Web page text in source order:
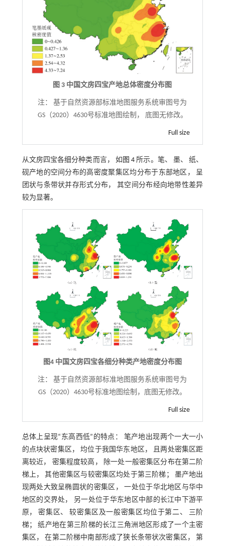
图 3 中国文房四宝产地总体密度分布图
注：
基于自然资源部标准地图服务系统审图号为
GS（2020）4630号标准地图绘制， 底图无修改。
Full size
从文房四宝各细分种类而言， 如 图 4 所示。笔、 墨、 纸、
砚产地的空间分布的高密度聚集区均分布于东部地区， 呈
团状与条带状并存形式分布， 其空间分布经向地带性差异
较为显著。
图4 中国文房四宝各细分种类产地密度分布图
注：
基于自然资源部标准地图服务系统审图号为
GS（2020）4630号标准地图绘制，底图无修改。
Full size
总体上呈现“东高西低”的特点： 笔产地出现两个一大一小
的点块状密集区， 均位于我国华东地区， 且两处密集区距
离较近， 密集程度较高， 除一处一般密集区分布在第二阶
梯上， 其他密集区与较密集区均处于第三阶梯； 墨产地出
现两处大致呈椭圆状的密集区， 一处位于华北地区与华中
地区的交界处， 另一处位于华东地区中部的长江中下游平
原， 密集区、 较密集区及一般密集区均位于第二、 三阶
梯； 纸产地在第三阶梯的长江三角洲地区形成了一个主密
集区， 在第二阶梯中南部形成了狭长条带状次密集区， 第